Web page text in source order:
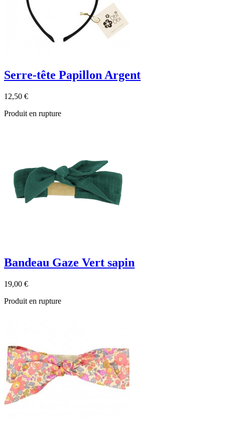
Serre-tête Papillon Argent
12,50 €
Produit en rupture
Bandeau Gaze Vert sapin
19,00 €
Produit en rupture